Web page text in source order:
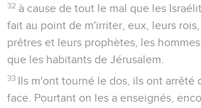
32 à cause de tout le mal que les
fait au point de m'irriter, eux, leurs
prêtres et leurs prophètes, les
que les habitants de Jérusalem.
33 Ils m'ont tourné le dos, ils ont arrêté
face. Pourtant on les a enseignés,